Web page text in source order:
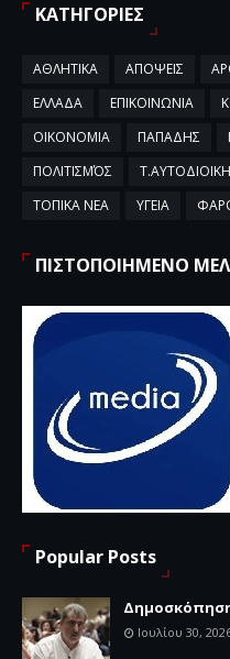
ΚΑΤΗΓΟΡΙΕΣ
ΑΘΛΗΤΙΚΑ ΑΠΟΨΕΙΣ
ΕΛΛΑΔΑ
ΕΠΙΚΟΙΝΩΝΙΑ
ΟΙΚΟΝΟΜΙΑ
ΠΑΠΑΔΗΣ
ΠΟΛΙΤΙΣΜΌΣ
ΤΟΠΙΚΑ ΝΕΑ
ΥΓΕΙΑ
ΠΙΣΤΟΠΟΙΗΜΕΝΟ
Popular Posts
Δημοσκόπηση
Ιουλίου 30,